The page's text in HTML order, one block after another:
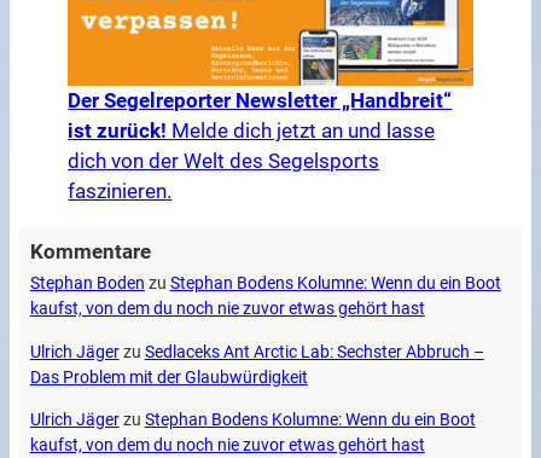
Der Segelreporter Newsletter „Handbreit“
ist zurück! Melde dich jetzt an und lasse
dich von der Welt des Segelsports
faszinieren.
Kommentare
Stephan Boden zu Stephan Bodens Kolumne: Wenn du ein Boot
kaufst, von dem du noch nie zuvor etwas gehört hast
Ulrich Jägerzu Sedlaceks Ant Arctic Lab: Sechster Abbruch –
Das Problem mit der Glaubwürdigkeit
Ulrich Jägerzu Stephan Bodens Kolumne: Wenn du ein Boot
kaufst, von dem du noch nie zuvor etwas gehört hast